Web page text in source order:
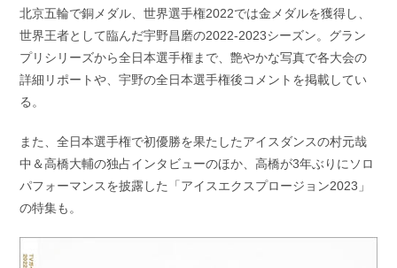
北京五輪で銅メダル、世界選手権2022では金メダルを獲得し、
世界王者として臨んだ宇野昌磨の2022-2023シーズン。グラン
プリシリーズから全日本選手権まで、艶やかな写真で各大会の
詳細リポートや、宇野の全日本選手権後コメントを掲載してい
る。
また、全日本選手権で初優勝を果たしたアイスダンスの村元哉
中＆高橋大輔の独占インタビューのほか、高橋が3年ぶりにソロ
パフォーマンスを披露した「アイスエクスプロージョン2023」
の特集も。